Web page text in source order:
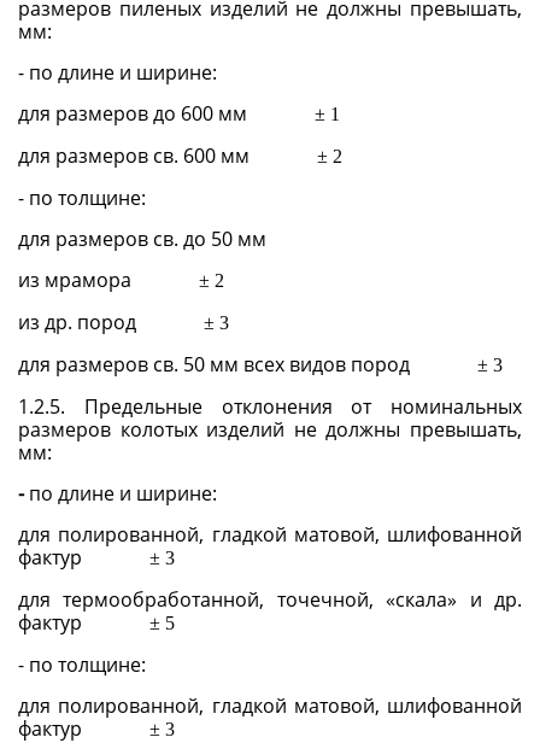
размеров пиленых изделий не должны превышать,
мм:
- по длине и ширине:
для размеров до 600 мм
± 1
для размеров св. 600 мм ± 2
- по толщине:
для размеров св. до 50 мм
из мрамора
± 2
из др. пород ± 3
для размеров св. 50 мм всех видов пород ± 3
1.2.5. Предельные отклонения от номинальных
размеров колотых изделий не должны превышать,
мм:
-по длине и ширине:
для полированной, гладкой матовой, шлифованной
фактур
± 3
для термообработанной, точечной, «скала» и др.
фактур
± 5
- по толщине:
для полированной, гладкой матовой, шлифованной
фактур
± 3